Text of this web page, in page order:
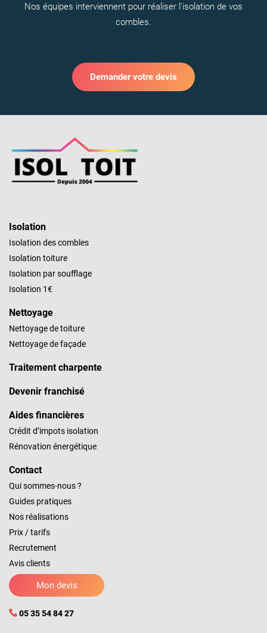
Nos équipes interviennent pour réaliser l'isolation de vos
combles.
Demander votre devis
Isolation
Isolation des combles
Isolation toiture
Isolation par soufflage
Isolation 1€
Nettoyage
Nettoyage de toiture
Nettoyage de façade
Traitement charpente
Devenir franchisé
Aides financières
Crédit d’impots isolation
Rénovation énergétique
Contact
Qui sommes-nous ?
Guides pratiques
Nos réalisations
Prix / tarifs
Recrutement
Avis clients
Mon devis
05 35 54 84 27